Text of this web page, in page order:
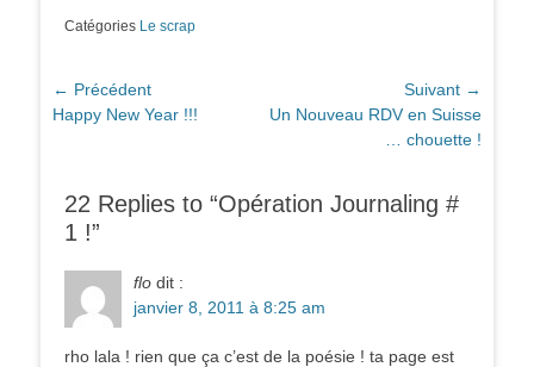
Catégories Le scrap
Navigation
de
← Précédent
Article
Happy New Year !!!
Suivant →
Article
Un Nouveau RDV en Suisse
… chouette !
22 Replies to “Opération Journaling #
1 !”
flo dit :
janvier 8, 2011 à 8:25 am
rho lala ! rien que ça c’est de la poésie ! ta page est